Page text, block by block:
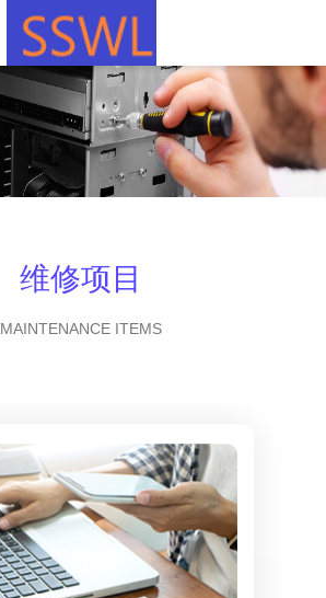
维修项目
MAINTENANCE ITEMS